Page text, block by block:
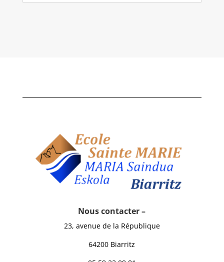
Nous contacter –
23, avenue de la République
64200 Biarritz